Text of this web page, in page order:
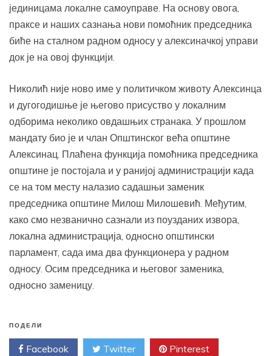
јединицама локалне самоуправе. На основу овога,
праксе и наших сазнања нови помоћник председника
биће на сталном радном односу у алексиначкој управи
док је на овој функцији.
Николић није ново име у политичком животу Алексинца
и дугогодишње је његово присуство у локалним
одборима неколико овдашњих странака. У прошлом
мандату био је и члан Општинског већа општине
Алексинац. Плаћена функција помоћника председника
општине је постојала и у ранијој администрацији када
се на том месту налазио садашњи заменик
председника општине Милош Милошевић. Међутим,
како смо незванично сазнали из поузданих извора,
локална администрација, односно општински
парламент, сада има два функционера у радном
односу. Осим председника и његовог заменика,
односно заменицу.
ПОДЕЛИ
Facebook Twitter Pinterest